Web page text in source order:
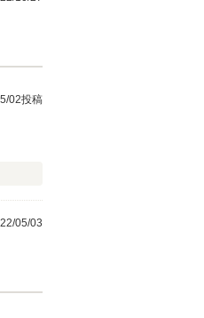
02投稿
05/03